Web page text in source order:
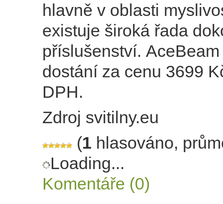
hlavně v oblasti
existuje široká řada
příslušenství.
dostání za cenu 3699
DPH.
Zdroj svitilny.eu
(1 hlasováno,
Loading...
Komentáře (0)